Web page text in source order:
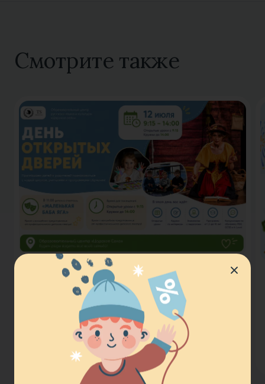
Смотрите также
День открытых дверей 12 июля
с 9:00 до 14:00
Вход свободный, 12 июля с 9:00 до 14:00 вы
сможете познакомиться с нашей школой,
посетить открытые уроки и кружки,
пообщаться с учителями и узнать больше о
наших программах для детей от 1,5 до…
Читать подробнее